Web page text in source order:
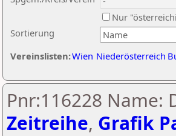
Sortierung
Nur
Vereinslisten:Wien Niederösterreich
Pnr:116228 Name:
Zeitreihe, Grafik